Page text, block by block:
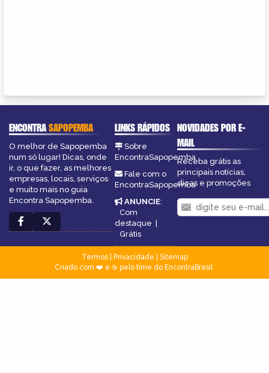
ENCONTRASAPOPEMBA
O melhor de Sapopemba
num só lugar! Dicas, onde
ir, o que fazer, as melhores
empresas, locais, serviços
e muito mais no guia
Encontra Sapopemba.
LINKS RÁPIDOS
Sobre
EncontraSapopemba
Fale com o
EncontraSapopemba
ANUNCIE:
Com
destaque |
Grátis
NOVIDADES POR E-
MAIL
Receba grátis as
principais notícias,
dicas e promoções
Termos| Privacidade
Sitemap
Criado com ❤️ e ☕ pelo time do EncontraBrasil